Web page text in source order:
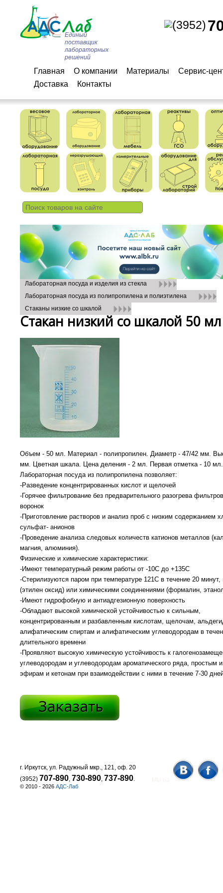
(3952)
Единый
поставщик
лабораторных
решений
Главная О компании Материалы
Сервис-
Доставка
Контакты
Лабораторная посуда и изделия из стекла
Лабораторная посуда из полипропилена и полиэтилена
Стаканы низкие со шкалой
Стакан низкий со шкалой 50
Объем - 50 мл. Материал - полипропилен. Диаметр - 47/42 мм.
мм. Цветная шкала. Цена деления - 2 мл. Первая отметка - 10
Лабораторная посуда из полипропилена позволяет:
-Разведение концентрированных кислот и щелочей
-Горячее фильтрование без предварительного разогрева
воронок
-Приготовление растворов и анализ проб с низким содержанием
сульфат- анионов
-Проведение анализа следовых количеств катионов металлов
магния, алюминия).
Физические и химические характеристики:
-Имеют температурный режим работы от -10С до +135С
-Стерилизуются паром при температуре 121С в течение 20 минут,
(этилен оксид) или химическими соединениями (формалин,
-Имеют гидрофобную и антиадгезионную поверхность
-Обладают высокой химической устойчивостью к сильным,
концентрированным и разбавленным кислотам, щелочам,
алифатическим спиртам и алифатическим углеводородам в
длительного времени
-Проявляют высокую химическую устойчивость к
углеводородам и углеводородам ароматического ряда, простым
эфирам и кетонам при взаимодействии с ними в течение 7-30
© 2010 - 2026 АДС-Лаб
г. Иркутск, ул. Радужный мкр., 121, оф. 20
(3952) 707-890, 730-890, 737-890.